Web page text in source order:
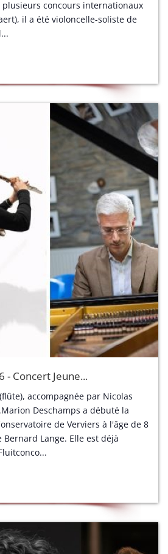
concours internationaux
il a été violoncelle-soliste de
- Concert Jeune...
accompagnée par Nicolas
Deschamps a débuté la
de Verviers à l'âge de 8
Bernard Lange. Elle est déjà